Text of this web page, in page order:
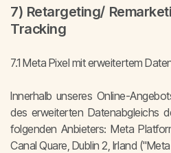
7) Retargeting/
Tracking
7.1 Meta Pixel mit erweitertem
Innerhalb unseres Online-
des erweiterten Datenabgleichs
folgenden Anbieters: Meta
Canal Quare, Dublin 2, Irland